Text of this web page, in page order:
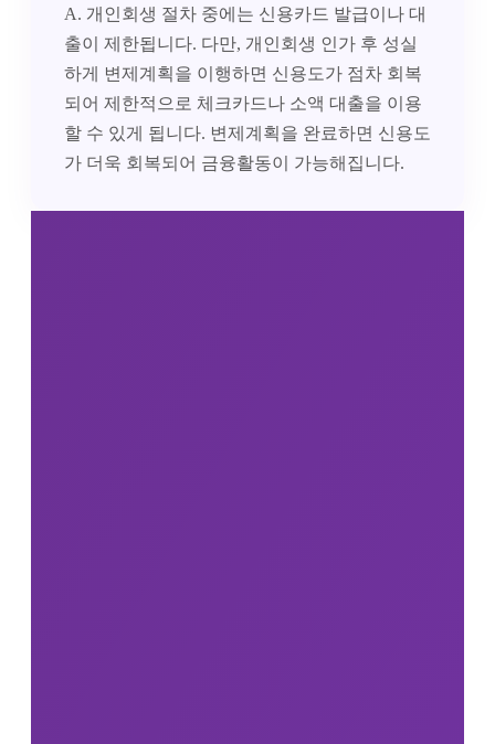
A. 개인회생 절차 중에는 신용카드 발급이나 대
출이 제한됩니다. 다만, 개인회생 인가 후 성실
하게 변제계획을 이행하면 신용도가 점차 회복
되어 제한적으로 체크카드나 소액 대출을 이용
할 수 있게 됩니다. 변제계획을 완료하면 신용도
가 더욱 회복되어 금융활동이 가능해집니다.